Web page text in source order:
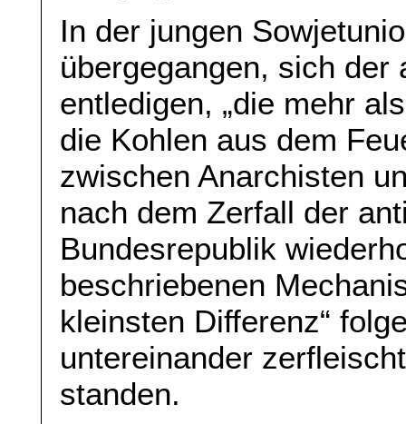
In der jungen
übergegangen, sich
entledigen, „die mehr
die Kohlen aus dem
zwischen Anarchisten
nach dem Zerfall der
Bundesrepublik
beschriebenen
kleinsten Differenz“
untereinander
standen.